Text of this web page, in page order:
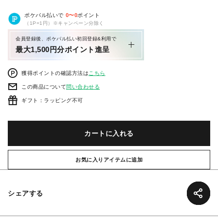
ポケパル払いで 0〜0ポイント
（1P=1円）※キャンペーン分除く
会員登録後、ポケパル払い初回登録&利用で
最大1,500円分ポイント進呈
獲得ポイントの確認方法は こちら
この商品について問い合わせる
ギフト：ラッピング不可
カートに入れる
お気に入りアイテムに追加
シェアする